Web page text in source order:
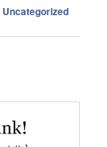
Uncategorized